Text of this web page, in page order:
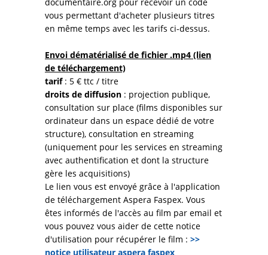
documentaire.org pour recevoir un code
vous permettant d'acheter plusieurs titres
en même temps avec les tarifs ci-dessus.
Envoi dématérialisé de fichier .mp4 (lien
de téléchargement)
tarif: 5 € ttc / titre
droits de diffusion : projection publique,
consultation sur place (films disponibles sur
ordinateur dans un espace dédié de votre
structure), consultation en streaming
(uniquement pour les services en streaming
avec authentification et dont la structure
gère les acquisitions)
Le lien vous est envoyé grâce à l'application
de téléchargement Aspera Faspex. Vous
êtes informés de l'accès au film par email et
vous pouvez vous aider de cette notice
d'utilisation pour récupérer le film : >>
notice utilisateur aspera faspex